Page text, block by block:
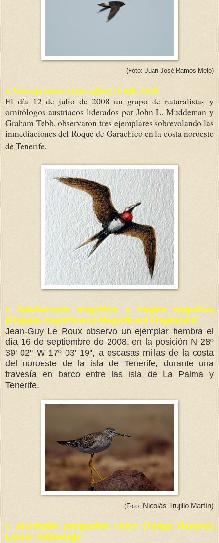
(Foto: Juan José Ramos Melo)
4. Vencejo moro (Apus affinis) Little Swift
El día 12 de julio de 2008 un grupo de naturalistas y
ornitólogos austriacos liderados por John L. Muddeman y
Graham Tebb, observaron tres ejemplares sobrevolando las
inmediaciones del Roque de Garachico en la costa noroeste
de Tenerife.
5. Rabihorcado magnífico o fragata magnífica
(Fregata magnificens) Magnificent Frigatebird
Jean-Guy Le Roux observo un ejemplar hembra el
día 16 de septiembre de 2008, en la posición N 28º
39' 02'' W 17º 03' 19'', a escasas millas de la costa
del noroeste de la isla de Tenerife, durante una
travesía en barco entre las isla de La Palma y
Tenerife.
(Foto: Nicolás Trujillo Martín)
6. Archibebe patigualdo chico (Tringa flavipes)
Lesser Yellowlegs